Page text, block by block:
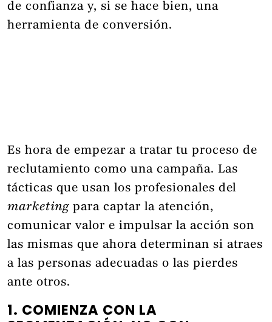
de confianza y, si se hace bien, una
herramienta de conversión.
Es hora de empezar a tratar tu proceso de
reclutamiento como una campaña. Las
tácticas que usan los profesionales del
marketing para captar la atención,
comunicar valor e impulsar la acción son
las mismas que ahora determinan si atraes
a las personas adecuadas o las pierdes
ante otros.
1. COMIENZA CON LA